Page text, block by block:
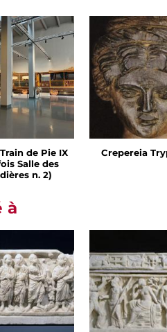
de Pie IX
Salle des
n. 2)
Crepereia
à